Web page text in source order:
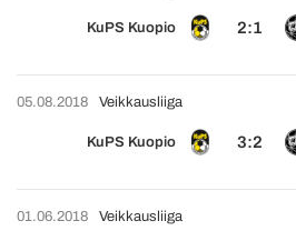
KuPS Kuopio 2:1
05.08.2018
KuPS Kuopio 3:2
Veikkausliiga
01.06.2018 Veikkausliiga